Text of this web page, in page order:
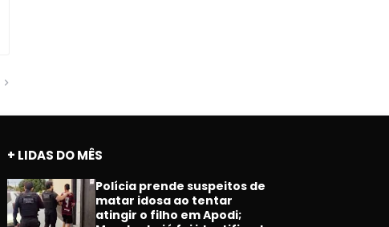
+ LIDAS DO MÊS
Polícia prende suspeitos de
matar idosa ao tentar
atingir o filho em Apodi;